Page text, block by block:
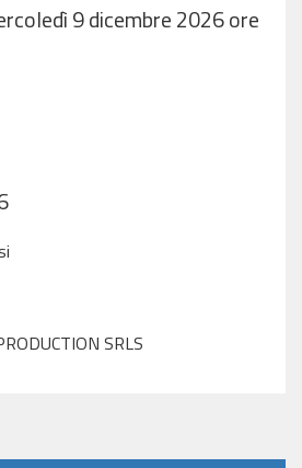
9 dicembre 2026 ore
SRLS